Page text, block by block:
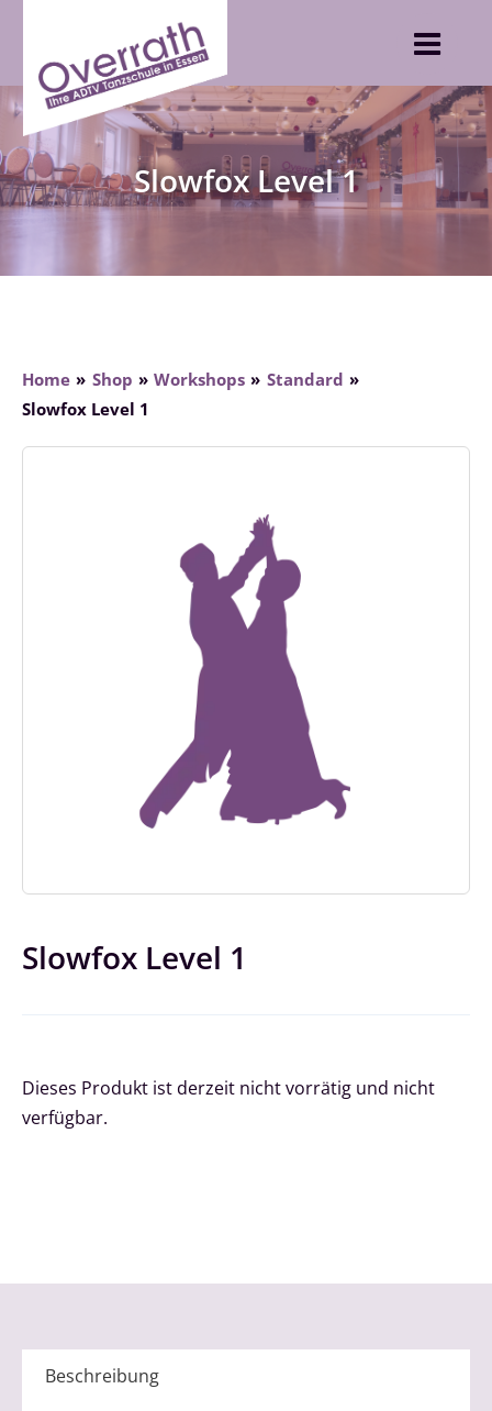
content
Slowfox Level 1
Home Shop Workshops
Standard
Slowfox Level 1
Slowfox Level 1
Dieses Produkt ist derzeit nicht vorrätig und nicht
verfügbar.
Beschreibung